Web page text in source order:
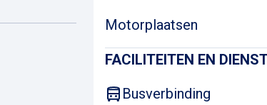
Motorplaatsen
FACILITEITEN EN
Busverbinding